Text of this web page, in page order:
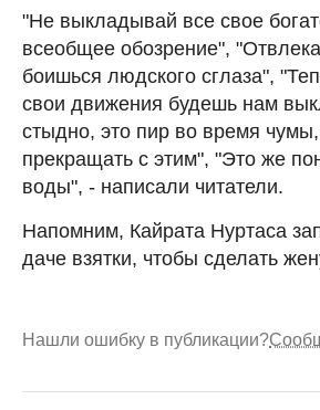
"Не выкладывай все свое
всеобщее обозрение",
боишься людского сглаза",
свои движения будешь нам
стыдно, это пир во время
прекращать с этим", "Это же
воды", - написали читатели.
Напомним, Кайрата Нуртаса
даче взятки, чтобы сделать
Нашли ошибку в публикации?